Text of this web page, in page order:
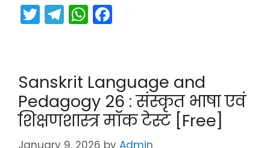
T
w
er
T
el
gr
a
m
W
h
ts
A
p
p
e
b
o
o
Sanskrit Language and
Pedagogy 26 : संस्कृत भाषा एवं
शिक्षणशास्त्र मॉक टेस्ट [Free]
January 9, 2026 by Admin